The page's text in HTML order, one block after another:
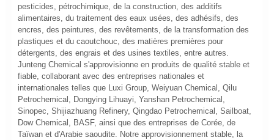
pesticides, pétrochimique, de la construction, des additifs
alimentaires, du traitement des eaux usées, des adhésifs, des
encres, des peintures, des revêtements, de la transformation des
plastiques et du caoutchouc, des matières premières pour
détergents, des engrais et des usines textiles, entre autres.
Junteng Chemical s'approvisionne en produits de qualité stable et
fiable, collaborant avec des entreprises nationales et
internationales telles que Luxi Group, Weiyuan Chemical, Qilu
Petrochemical, Dongying Lihuayi, Yanshan Petrochemical,
Sinopec, Shijiazhuang Refinery, Qingdao Petrochemical, Sailboat,
Dow Chemical, BASF, ainsi que des entreprises de Corée, de
Taïwan et d'Arabie saoudite. Notre approvisionnement stable, la